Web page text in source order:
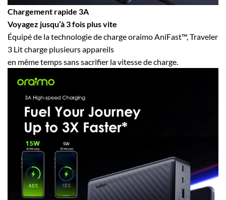
Chargement rapide 3A
Voyagez jusqu’à 3 fois plus vite
Équipé de la technologie de charge oraimo AniFast™, Traveler
3 Lit charge plusieurs appareils
en même temps sans sacrifier la vitesse de charge.